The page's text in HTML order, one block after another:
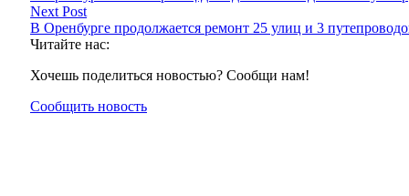
Next Post
В Оренбурге продолжается ремонт 25 улиц и 3
Читайте нас:
Хочешь поделиться новостью? Сообщи нам!
Сообщить новость